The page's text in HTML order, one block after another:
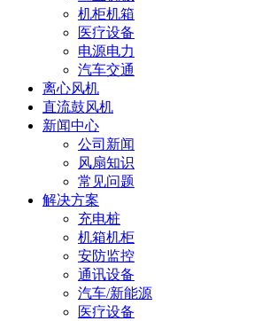
机柜机箱
医疗设备
电源电力
汽车交通
离心风机
直流鼓风机
新闻中心
公司新闻
风扇知识
常见问题
解决方案
充电桩
机箱机柜
安防监控
通讯设备
汽车/新能源
医疗设备